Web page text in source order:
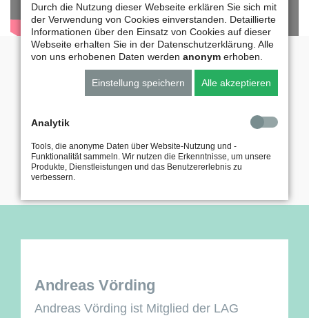
Donnerstag, 09.09.2021
Kanal der LAG Jugend & Film übertragen.
Andreas Vörding
Andreas Vörding ist Mitglied der LAG
Durch die Nutzung dieser Webseite erklären Sie sich mit
der Verwendung von Cookies einverstanden. Detaillierte
Informationen über den Einsatz von Cookies auf dieser
Webseite erhalten Sie in der Datenschutzerklärung. Alle
von uns erhobenen Daten werden anonym erhoben.
Einstellung speichern Alle akzeptieren
Analytik
Tools, die anonyme Daten über Website-Nutzung und -
Funktionalität sammeln. Wir nutzen die Erkenntnisse, um unsere
Produkte, Dienstleistungen und das Benutzererlebnis zu
verbessern.